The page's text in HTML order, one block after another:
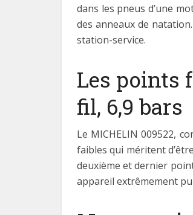
dans les pneus d’une
des anneaux de
station-service.
Les points
fil, 6,9 bars
Le MICHELIN 009522,
faibles qui méritent
deuxième et dernier
appareil extrêmement